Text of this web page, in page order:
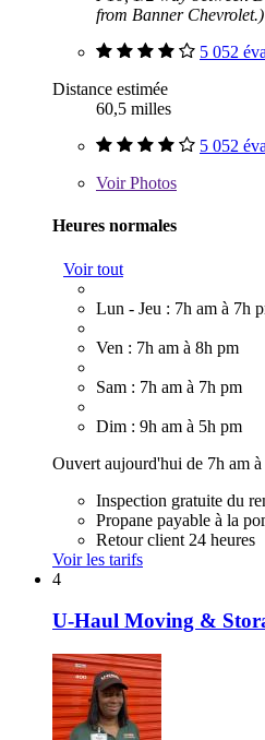
from Banner Chevrolet.)
5 052
Distance estimée
60,5 milles
5 052
VoirPhotos
Heures normales
Voir tout
Lun - Jeu : 7h am à 7h
Ven : 7h am à 8h pm
Sam : 7h am à 7h pm
Dim : 9h am à 5h pm
Ouvert aujourd'hui de 7h am
Inspection gratuite du
Propane payable à la
Retour client 24 heures
Voir les tarifs
4
U-Haul Moving &